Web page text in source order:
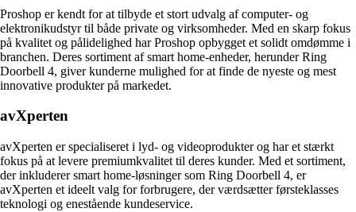
Proshop er kendt for at tilbyde et stort udvalg af computer- og
elektronikudstyr til både private og virksomheder. Med en skarp fokus
på kvalitet og pålidelighed har Proshop opbygget et solidt omdømme i
branchen. Deres sortiment af smart home-enheder, herunder Ring
Doorbell 4, giver kunderne mulighed for at finde de nyeste og mest
innovative produkter på markedet.
avXperten
avXperten er specialiseret i lyd- og videoprodukter og har et stærkt
fokus på at levere premiumkvalitet til deres kunder. Med et sortiment,
der inkluderer smart home-løsninger som Ring Doorbell 4, er
avXperten et ideelt valg for forbrugere, der værdsætter førsteklasses
teknologi og enestående kundeservice.